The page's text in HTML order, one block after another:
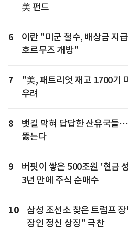
美 펀드
6
이란 "미군 철수, 배상금 지
호르무즈 개방"
7
"美, 패트리엇 재고 1700기
우려
8
뱃길 막혀 답답한 산유국들
뚫는다
9
버핏이 쌓은 500조원 '현금
3년 만에 주식 순매수
10
삼성 조선소 찾은 트럼프
장인 정신 상징" 극찬